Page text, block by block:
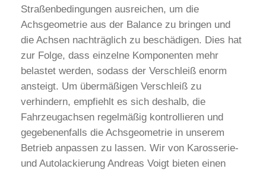
Straßenbedingungen ausreichen, um die
Achsgeometrie aus der Balance zu bringen und
die Achsen nachträglich zu beschädigen. Dies hat
zur Folge, dass einzelne Komponenten mehr
belastet werden, sodass der Verschleiß enorm
ansteigt. Um übermäßigen Verschleiß zu
verhindern, empfiehlt es sich deshalb, die
Fahrzeugachsen regelmäßig kontrollieren und
gegebenenfalls die Achsgeometrie in unserem
Betrieb anpassen zu lassen. Wir von Karosserie-
und Autolackierung Andreas Voigt bieten einen